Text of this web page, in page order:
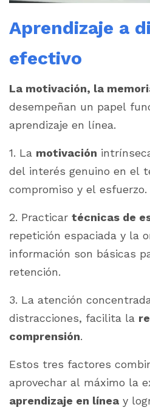
Aprendizaje a
efectivo
La motivación, la
desempeñan un papel
aprendizaje en línea.
1. La motivación
del interés genuino en el
compromiso y el esfuerzo.
2. Practicar técnicas de
repetición espaciada y la
información son básicas
retención.
3. La atención
distracciones, facilita la
comprensión.
Estos tres factores
aprovechar al máximo la
aprendizaje en línea y